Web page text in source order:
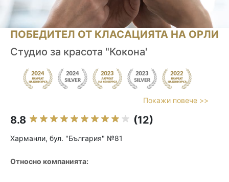
ПОБЕДИТЕЛ ОТ КЛАСАЦИЯТА НА ОРЛИ
Студио за красота "Кокона'
Покажи повече >>
8.8 (12)
Харманли, бул. "България" №81
Относно компанията: